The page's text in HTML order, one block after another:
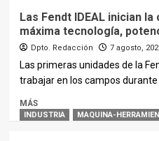
Las Fendt IDEAL inician
máxima tecnología,
Dpto. Redacción 7 agosto,
Las primeras unidades de la
trabajar en los campos
MÁS
INDUSTRIA MAQUINA-